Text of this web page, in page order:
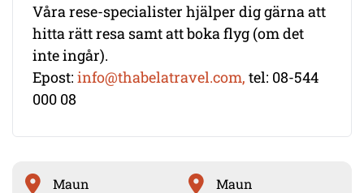
Våra rese-specialister hjälper dig gärna att
hitta rätt resa samt att boka flyg (om det
inte ingår).
Epost: info@thabelatravel.com, tel: 08-544
000 08
Maun Maun